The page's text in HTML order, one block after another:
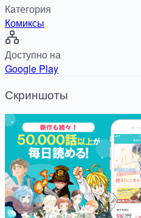
Категория
Комиксы
Доступно на
Google Play
Скриншоты